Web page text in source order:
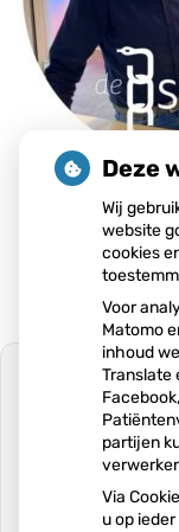
Publicatiedatum:
U
voor
Deze
Wij
website
cookies
Voor
Matomo
inhoud
Translate
partijen
Via
u op